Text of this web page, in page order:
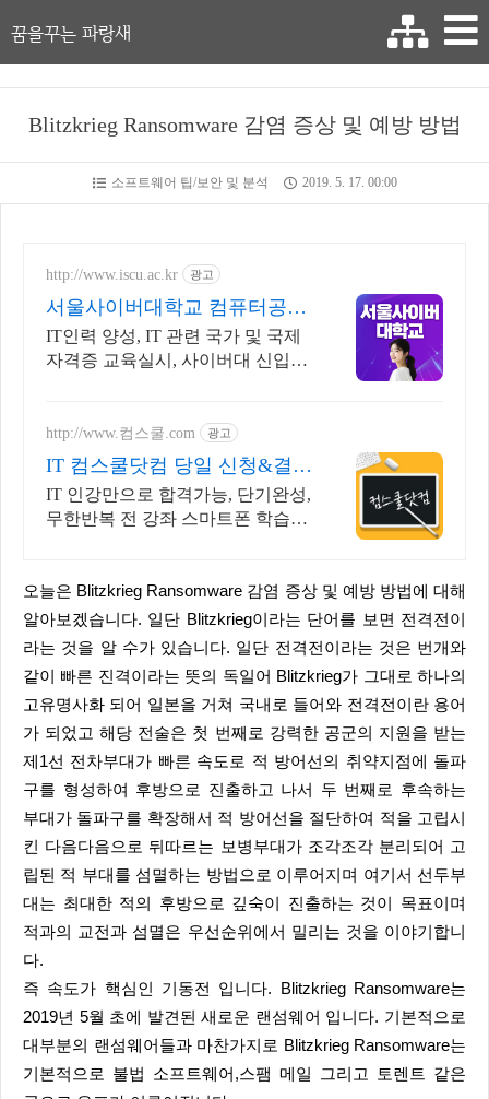
꿈을꾸는 파랑새
Blitzkrieg Ransomware 감염 증상 및 예방 방법
소프트웨어 팁/보안 및 분석 2019. 5. 17. 00:00
http://www.iscu.ac.kr 광고
서울사이버대학교 컴퓨터공학
과 2026 가을학기 신편입생
IT인력 양성, IT 관련 국가 및 국제
자격증 교육실시, 사이버대 신입생
http://www.컴스쿨.com 광고
IT 컴스쿨닷컴 당일 신청&결제
시 기프티콘!
IT 인강만으로 합격가능, 단기완성,
무한반복 전 강좌 스마트폰 학습가
오늘은 Blitzkrieg Ransomware 감염 증상 및 예방 방법에 대해
알아보겠습니다. 일단 Blitzkrieg이라는 단어를 보면 전격전이
라는 것을 알 수가 있습니다. 일단 전격전이라는 것은 번개와
같이 빠른 진격이라는 뜻의 독일어 Blitzkrieg가 그대로 하나의
고유명사화 되어 일본을 거쳐 국내로 들어와 전격전이란 용어
가 되었고 해당 전술은 첫 번째로 강력한 공군의 지원을 받는
제1선 전차부대가 빠른 속도로 적 방어선의 취약지점에 돌파
구를 형성하여 후방으로 진출하고 나서 두 번째로 후속하는
부대가 돌파구를 확장해서 적 방어선을 절단하여 적을 고립시
킨 다음다음으로 뒤따르는 보병부대가 조각조각 분리되어 고
립된 적 부대를 섬멸하는 방법으로 이루어지며 여기서 선두부
대는 최대한 적의 후방으로 깊숙이 진출하는 것이 목표이며
적과의 교전과 섬멸은 우선순위에서 밀리는 것을 이야기합니
다.
즉 속도가 핵심인 기동전 입니다. Blitzkrieg Ransomware는
2019년 5월 초에 발견된 새로운 랜섬웨어 입니다. 기본적으로
대부분의 랜섬웨어들과 마찬가지로 Blitzkrieg Ransomware는
기본적으로 불법 소프트웨어,스팸 메일 그리고 토렌트 같은